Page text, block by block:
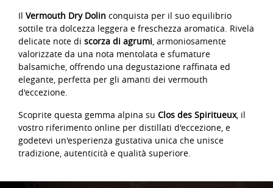
Il Vermouth Dry Dolin conquista per il suo equilibrio
sottile tra dolcezza leggera e freschezza aromatica. Rivela
delicate note di scorza di agrumi, armoniosamente
valorizzate da una nota mentolata e sfumature
balsamiche, offrendo una degustazione raffinata ed
elegante, perfetta per gli amanti dei vermouth
d'eccezione.
Scoprite questa gemma alpina su Clos des Spiritueux, il
vostro riferimento online per distillati d'eccezione, e
godetevi un'esperienza gustativa unica che unisce
tradizione, autenticità e qualità superiore.